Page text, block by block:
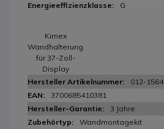
G
Kimex
Wandhalterung
für 37-Zoll-
Display
012-1564
3700685410381
3 Jahre
Wandmontagekit